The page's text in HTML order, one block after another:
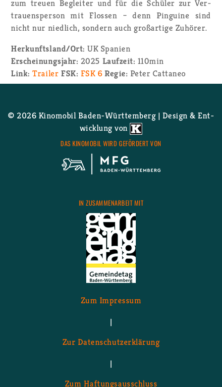
zum treu­en Be­glei­ter und für die Schü­ler zur Ver­
trau­ens­per­son mit Flos­sen – denn Pin­gui­ne sind
nicht nur nied­lich, son­dern auch groß­ar­ti­ge Zu­hö­rer.
Her­kunfts­land/Ort:UK Spa­ni­en
Er­schei­nungs­jahr: 2025 Lauf­zeit: 110­min
Link:Trai­ler FSK: FSK 6 Regie: Peter Cat­ta­neo
© 2026 Ki­no­mo­bil Ba­den-Würt­tem­berg | De­sign & Ent­
wick­lung von
DAS KI­NO­MO­BIL WIRD GE­FÖR­DERT VON
IN ZU­SAM­MEN­AR­BEIT MIT
Zum Im­pres­sum
|
Zur Da­ten­schutz­er­klä­rung
|
Zum Haf­tungs­aus­schluss